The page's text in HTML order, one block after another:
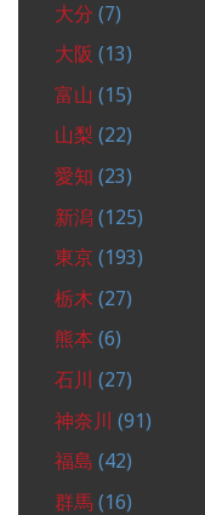
大分 (7)
大阪 (13)
富山 (15)
山梨 (22)
愛知 (23)
新潟 (125)
東京 (193)
栃木 (27)
熊本 (6)
石川 (27)
神奈川 (91)
福島 (42)
群馬 (16)